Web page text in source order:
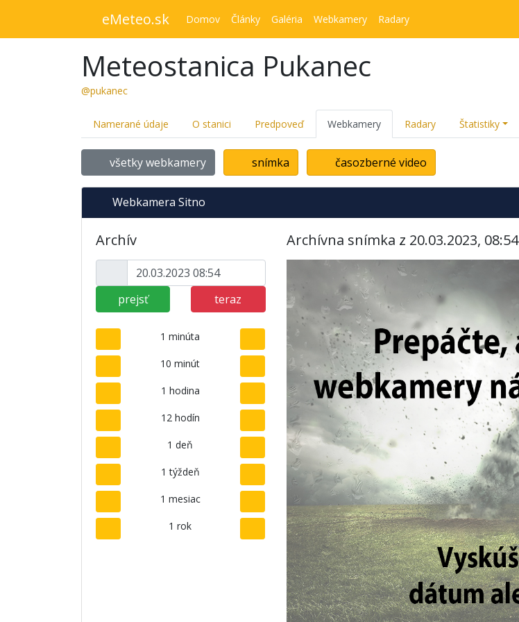
eMeteo.sk Domov Články Galéria Webkamery Radary
Meteostanica Pukanec
@pukanec
Namerané údaje O stanici Predpoveď Webkamery Radary Štatistiky
všetky webkamery snímka časozberné video
Webkamera Sitno
Archív
prejsť teraz
1 minúta
10 minút
1 hodina
12 hodín
1 deň
1 týždeň
1 mesiac
1 rok
Archívna snímka z 20.03.2023, 08:54